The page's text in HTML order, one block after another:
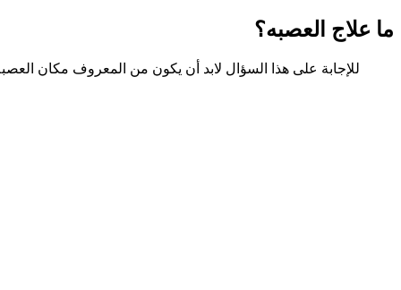
ما علاج العصبه؟
للإجابة على هذا السؤال لابد أن يكون من المعروف مكان